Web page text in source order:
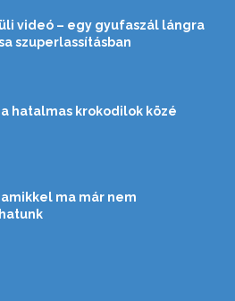
videó – egy gyufaszál lángra
szuperlassításban
hatalmas krokodilok közé
amikkel ma már nem